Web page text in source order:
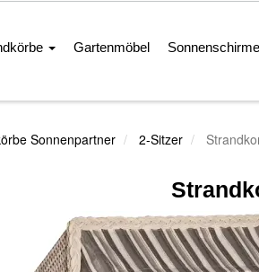
Gartenmöbel Sonnenschirme
Sonnenpartner 2-Sitzer